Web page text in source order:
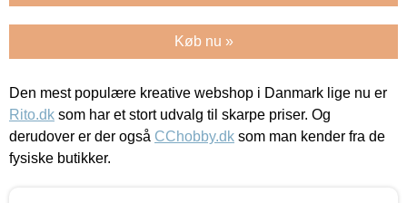
Køb nu »
Den mest populære kreative webshop i Danmark lige nu er
Rito.dk som har et stort udvalg til skarpe priser. Og
derudover er der også CChobby.dk som man kender fra de
fysiske butikker.